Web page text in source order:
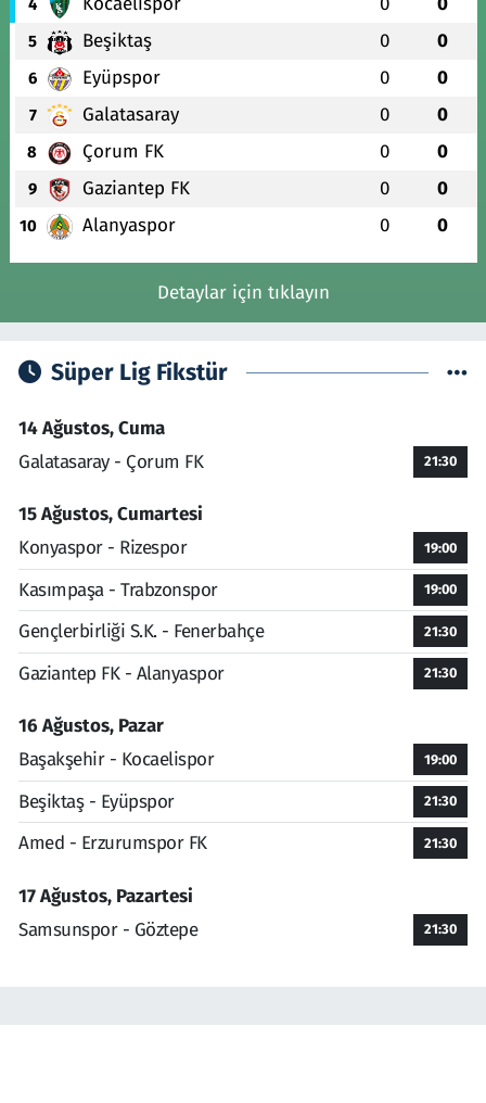
4
5 Beşiktaş 0 0
6 Eyüpspor 0 0
7 Galatasaray 0 0
8 Çorum FK 0 0
9 Gaziantep FK 0 0
10 Alanyaspor 0 0
Detaylar için tıklayın
Süper Lig Fikstür
14 Ağustos, Cuma
Galatasaray - Çorum FK
21:30
15 Ağustos, Cumartesi
Konyaspor - Rizespor
19:00
Kasımpaşa - Trabzonspor 19:00
Gençlerbirliği S.K. - Fenerbahçe 21:30
Gaziantep FK - Alanyaspor 21:30
16 Ağustos, Pazar
Başakşehir - Kocaelispor
19:00
Beşiktaş - Eyüpspor 21:30
Amed - Erzurumspor FK 21:30
17 Ağustos, Pazartesi
Samsunspor - Göztepe
21:30